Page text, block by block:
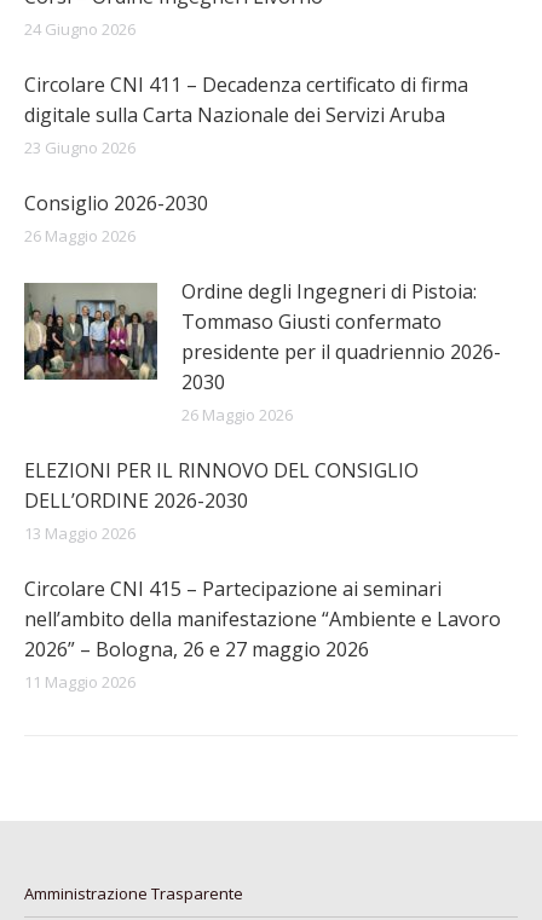
24 Giugno 2026
Circolare CNI 411 – Decadenza certificato di firma
digitale sulla Carta Nazionale dei Servizi Aruba
23 Giugno 2026
Consiglio 2026-2030
26 Maggio 2026
Ordine degli Ingegneri di Pistoia:
Tommaso Giusti confermato
presidente per il quadriennio 2026-
2030
26 Maggio 2026
ELEZIONI PER IL RINNOVO DEL CONSIGLIO
DELL’ORDINE 2026-2030
13 Maggio 2026
Circolare CNI 415 – Partecipazione ai seminari
nell’ambito della manifestazione “Ambiente e Lavoro
2026” – Bologna, 26 e 27 maggio 2026
11 Maggio 2026
Amministrazione Trasparente